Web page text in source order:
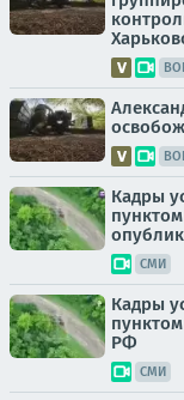
Кадры
СМИ
Кадры
РФ
СМИ